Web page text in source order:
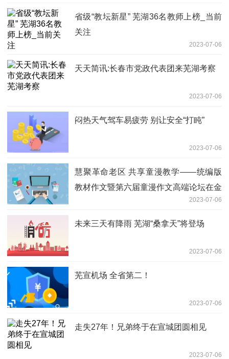
省级“教坛新星” 芜湖36名教师上榜_当前
关注
2023-07-06
天天简讯:长春市党政代表团来芜湖考察
2023-07-06
闷热天气驾车易疲劳 别让安全“打盹”
2023-07-06
慧聚革命老区 共享童漫教学——统编版
教材作文暨第六届童漫作文高端论坛在金
2023-07-06
未来三天有降雨 芜湖“桑拿天”将登场
2023-07-06
芜宣机场 全省第二！
2023-07-06
走失27年！兄弟终于在宣城团圆相见
2023-07-06